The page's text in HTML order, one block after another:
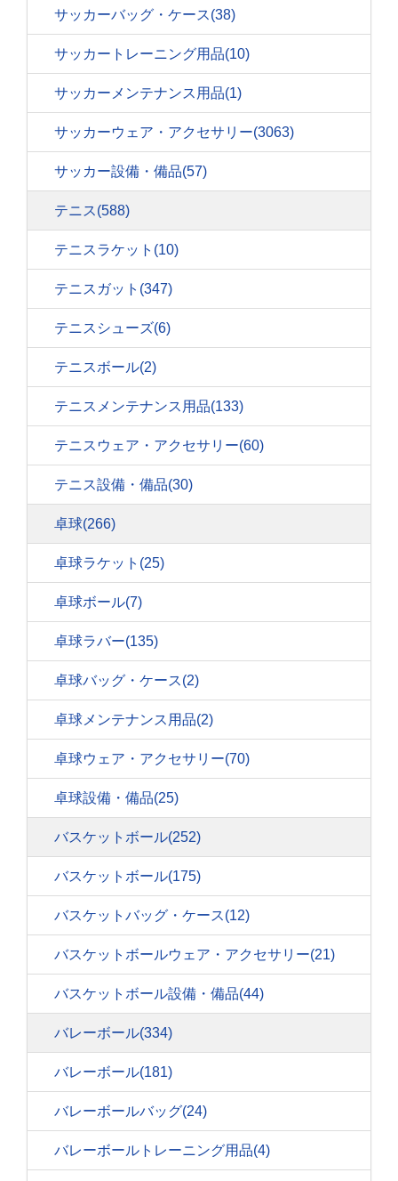
サッカーバッグ・ケース(38)
サッカートレーニング用品(10)
サッカーメンテナンス用品(1)
サッカーウェア・アクセサリー(3063)
サッカー設備・備品(57)
テニス(588)
テニスラケット (10)
テニスガット (347)
テニスシューズ(6)
テニスボール(2)
テニスメンテナンス用品(133)
テニスウェア・アクセサリー(60)
テニス設備・備品(30)
卓球(266)
卓球ラケット (25)
卓球ボール(7)
卓球ラバー(135)
卓球バッグ・ケース(2)
卓球メンテナンス用品(2)
卓球ウェア・アクセサリー(70)
卓球設備・備品(25)
バスケットボール(252)
バスケットボール(175)
バスケットバッグ・ケース(12)
バスケットボールウェア・アクセサリー(21)
バスケットボール設備・備品(44)
バレーボール(334)
バレーボール(181)
バレーボールバッグ(24)
バレーボールトレーニング用品(4)